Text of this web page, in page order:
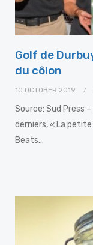
Golf de
du côlon
10 OCTOBER 2019
Source: Sud Press
derniers, « La petite
Beats…